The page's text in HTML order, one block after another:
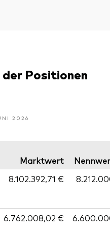
Positionen
2026
Marktwert
8.102.392,71 €
6.762.008,02 €